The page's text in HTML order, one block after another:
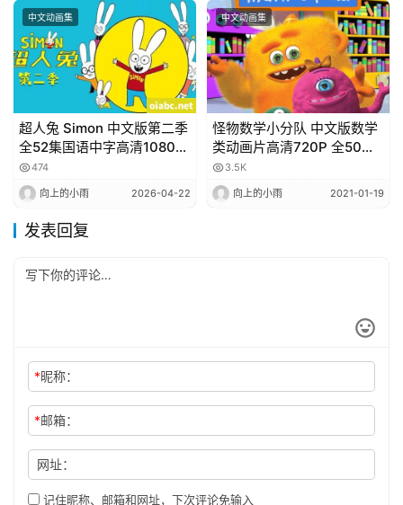
中文动画集
超人兔 Simon 中文版第二季
全52集国语中字高清1080P
视频MP4网盘下载
474
向上的小雨 2026-04-22
中文动画集
怪物数学小分队 中文版数学
类动画片高清720P 全50集
下载 Math Squad 百度网盘
下载
3.5K
向上的小雨 2021-01-19
发表回复
*昵称：
*邮箱：
网址：
记住昵称、邮箱和网址，下次评论免输入